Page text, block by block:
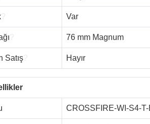
Var
76 mm Magnum
Satış Hayır
CROSSFIRE-WI-S4-